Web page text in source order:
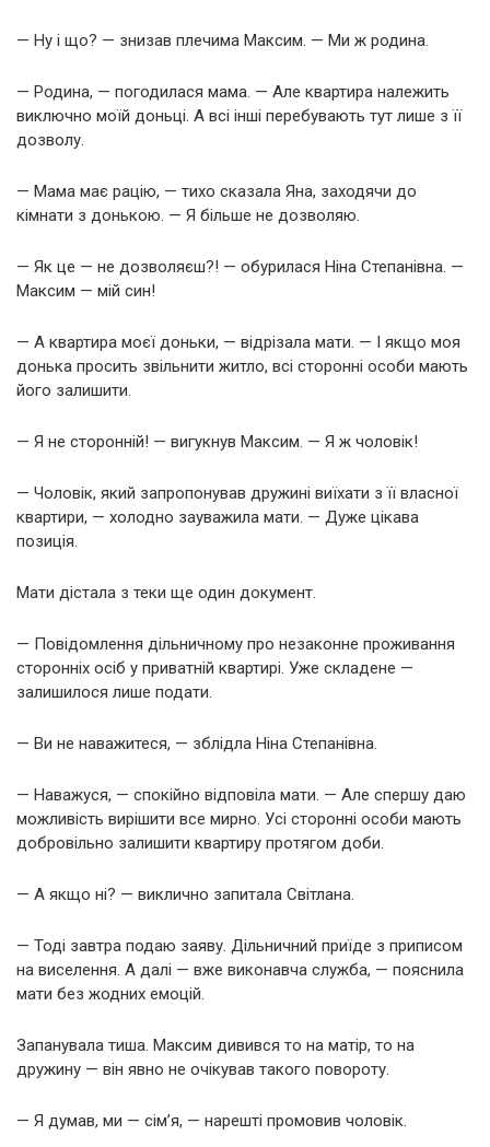
— Ну і що? — знизав плечима Максим. — Ми ж родина.
— Родина, — погодилася мама. — Але квартира належить
виключно моїй доньці. А всі інші перебувають тут лише з її
дозволу.
— Мама має рацію, — тихо сказала Яна, заходячи до
кімнати з донькою. — Я більше не дозволяю.
— Як це — не дозволяєш?! — обурилася Ніна Степанівна. —
Максим — мій син!
— А квартира моєї доньки, — відрізала мати. — І якщо моя
донька просить звільнити житло, всі сторонні особи мають
його залишити.
— Я не сторонній! — вигукнув Максим. — Я ж чоловік!
— Чоловік, який запропонував дружині виїхати з її власної
квартири, — холодно зауважила мати. — Дуже цікава
позиція.
Мати дістала з теки ще один документ.
— Повідомлення дільничному про незаконне проживання
сторонніх осіб у приватній квартирі. Уже складене —
залишилося лише подати.
— Ви не наважитеся, — зблідла Ніна Степанівна.
— Наважуся, — спокійно відповіла мати. — Але спершу даю
можливість вирішити все мирно. Усі сторонні особи мають
добровільно залишити квартиру протягом доби.
— А якщо ні? — виклично запитала Світлана.
— Тоді завтра подаю заяву. Дільничний приїде з приписом
на виселення. А далі — вже виконавча служба, — пояснила
мати без жодних емоцій.
Запанувала тиша. Максим дивився то на матір, то на
дружину — він явно не очікував такого повороту.
— Я думав, ми — сім’я, — нарешті промовив чоловік.